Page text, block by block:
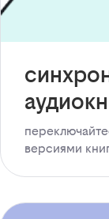
версиями